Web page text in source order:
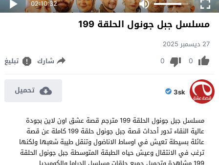
02:10:32
مسلسل جبل جونول الحلقة 199
27 ديسمبر 2025
0
0 شارك تبليغ
3sk تحميل
مسلسل جبل جونول الحلقة 199 مترجم قصة عشق اون لاين بجودة
عالية النقاء تدور أحداث قصة جبل جونول حلقة 199 كاملة عن قصة
عائلة بسيطة تعيش في اوساط الاناضول وتنقل طيبة شعبها ولكنها
ترغب في الانتقال وعيش حياه الطبقة المتوسطة جبل جونول الحلقة